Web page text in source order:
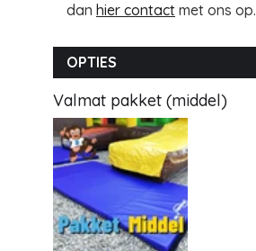
dan hier contact met ons op.
OPTIES
Valmat pakket (middel)